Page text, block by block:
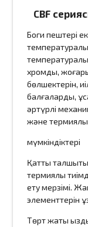
CBF
Боги пештері
хромды,
бөлшектерін,
балғаларды,
әртүрлі
және
мүмкіндіктері
Қатты
термиялық
ету мерзімі.
элементтерін
Төрт жақты